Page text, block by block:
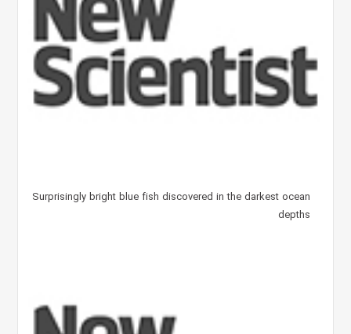
Surprisingly bright blue fish discovered in the darkest ocean
depths